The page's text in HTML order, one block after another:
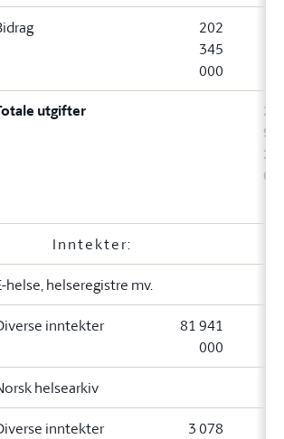
202
345
000
utgifter
Inntekter:
helse, helseregistre mv.
inntekter
81 941
000
helsearkiv
inntekter 3 078